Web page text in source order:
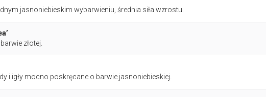
jasnoniebieskim wybarwieniu, średnia siła wzrostu.
złotej.
i igły mocno poskręcane o barwie jasnoniebieskiej.